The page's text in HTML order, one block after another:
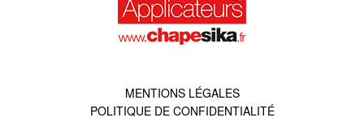
MENTIONS LÉGALES
POLITIQUE DE CONFIDENTIALITÉ